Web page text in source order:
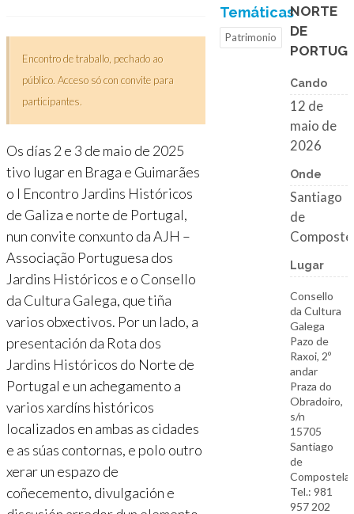
Encontro de traballo, pechado ao
público. Acceso só con convite para
participantes.
Os días 2 e 3 de maio de 2025
tivo lugar en Braga e Guimarães
o I Encontro Jardins Históricos
de Galiza e norte de Portugal,
nun convite conxunto da AJH –
Associação Portuguesa dos
Jardins Históricos e o Consello
da Cultura Galega, que tiña
varios obxectivos. Por un lado, a
presentación da Rota dos
Jardins Históricos do Norte de
Portugal e un achegamento a
varios xardíns históricos
localizados en ambas as cidades
e as súas contornas, e polo outro
xerar un espazo de
coñecemento, divulgación e
Temáticas
Patrimonio
NORTE
DE
Cando
12 de
maio de
2026
Onde
Santiago
de
Lugar
Consello
da Cultura
Galega
Pazo de
Raxoi, 2º
andar
Praza do
Obradoiro,
s/n
15705
Santiago
de
Compostela
Tel.: 981
957 202